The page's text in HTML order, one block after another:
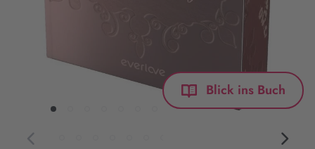
Blick ins Buch